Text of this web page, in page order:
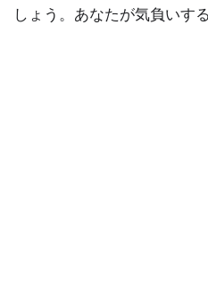
しょう。あなたが気負いす